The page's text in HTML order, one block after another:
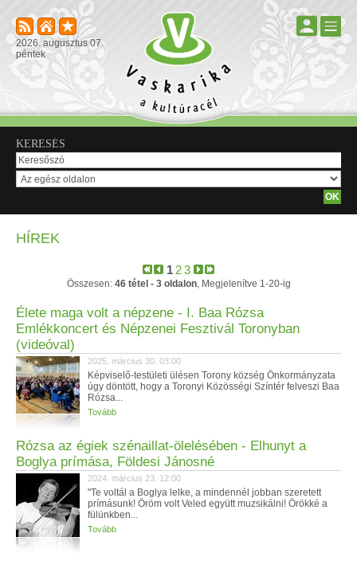
2026. augusztus 07.
péntek
KERESÉS
HÍREK
1 23
Összesen: 46 tétel - 3 oldalon, Megjelenítve 1-20-ig
Élete maga volt a népzene - I. Baa Rózsa
Emlékkoncert és Népzenei Fesztivál Toronyban
(videóval)
2025. március 30. 03:00
Képviselő-testületi ülésen Torony község Önkormányzata
úgy döntött, hogy a Toronyi Közösségi Színtér felveszi Baa
Rózsa...
Tovább
Rózsa az égiek szénaillat-ölelésében - Elhunyt a
Boglya prímása, Földesi Jánosné
2024. március 23. 12:00
"Te voltál a Boglya lelke, a mindennél jobban szeretett
prímásunk! Öröm volt Veled együtt muzsikálni! Örökké a
fülünkben...
Tovább